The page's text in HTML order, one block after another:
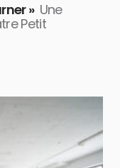
» Une
Petit